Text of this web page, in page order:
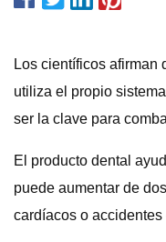
Los científicos afirman
utiliza el propio
ser la clave para
El producto dental
puede aumentar de
cardíacos o